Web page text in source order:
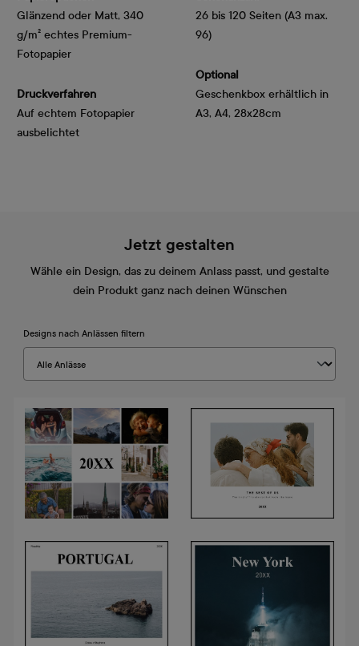
Glänzend oder Matt, 340
g/m² echtes Premium-
Fotopapier
Druckverfahren
Auf echtem Fotopapier
ausbelichtet
26 bis 120 Seiten (A3 max.
96)
Optional
Geschenkbox erhältlich in
A3, A4, 28x28cm
Jetzt gestalten
Wähle ein Design, das zu deinem Anlass passt, und gestalte
dein Produkt ganz nach deinen Wünschen
Designs nach Anlässen filtern